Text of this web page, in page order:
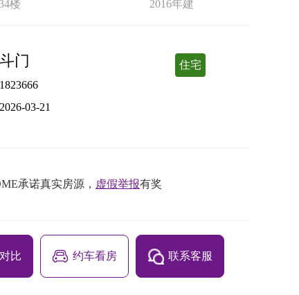
楼 2016年建
住宅
斗门
1823666
2026-03-21
承诺真实房源， 虚假举报有奖
比 约车看房 联系客服